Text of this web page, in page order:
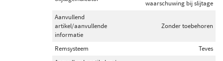
waarschuwing bij slijtage
Aanvullend
artikel/aanvullende
informatie
Zonder toebehoren
Remsysteem
Teves